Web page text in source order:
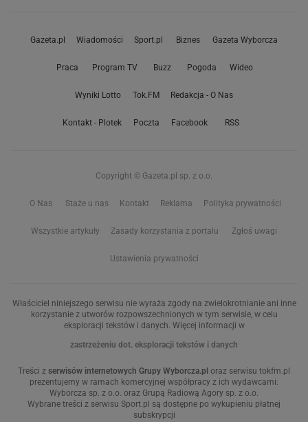
Gazeta.pl Wiadomości Sport.pl Biznes Gazeta Wyborcza
Praca Program TV Buzz Pogoda Wideo
Wyniki Lotto Tok.FM Redakcja - O Nas
Kontakt - Plotek Poczta Facebook RSS
Copyright © Gazeta.pl sp. z o.o.
O Nas Staże u nas Kontakt Reklama Polityka prywatności
Wszystkie artykuły Zasady korzystania z portalu Zgłoś uwagi
Ustawienia prywatności
Właściciel niniejszego serwisu nie wyraża zgody na zwielokrotnianie ani inne
korzystanie z utworów rozpowszechnionych w tym serwisie, w celu
eksploracji tekstów i danych. Więcej informacji w
zastrzeżeniu dot. eksploracji tekstów i danych
Treści z serwisów internetowych Grupy Wyborcza.pl oraz serwisu tokfm.pl
prezentujemy w ramach komercyjnej współpracy z ich wydawcami:
Wyborcza sp. z o.o. oraz Grupą Radiową Agory sp. z o.o.
Wybrane treści z serwisu Sport.pl są dostępne po wykupieniu płatnej
subskrypcji